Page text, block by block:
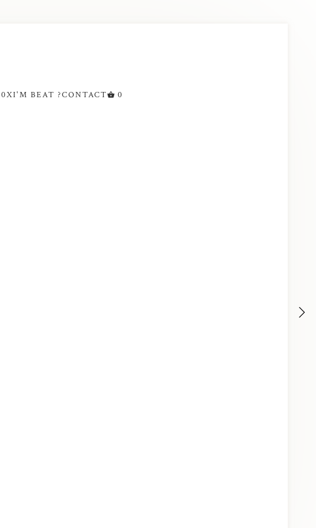
I'M BEAT ?CONTACT 0